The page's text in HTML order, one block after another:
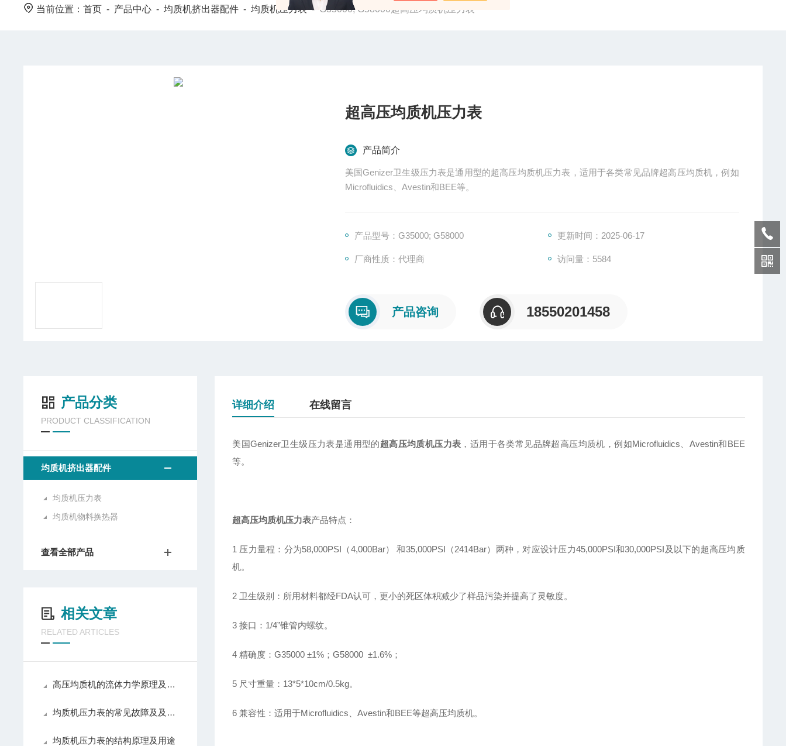
当前位置：首页 - 产品中心 -均质机挤出器配件 -均质机压力表- G35000; G58000超高压均质机压力表
超高压均质机压力表
产品简介
美国Genizer卫生级压力表是通用型的超高压均质机压力表，适用于各类常见品牌超高压均质机，例如
Microfluidics、Avestin和BEE等。
产品型号：G35000; G58000 更新时间：2025-06-17
厂商性质：代理商 访问量：5584
产品咨询 18550201458
产品分类
PRODUCT CLASSIFICATION
均质机挤出器配件
均质机压力表
均质机物料换热器
查看全部产品
相关文章
RELATED ARTICLES
高压均质机的流体力学原理及其在工业生产中的应用
均质机压力表的常见故障及及解决方法
均质机压力表的结构原理及用途
详细介绍 在线留言
美国Genizer卫生级压力表是通用型的超高压均质机压力表 ，适用于各类常见品牌超高压均质机，例如Microfluidics、Avestin和BEE
等。
超高压均质机压力表产品特点：
1 压力量程：分为58,000PSI（4,000Bar） 和35,000PSI（2414Bar）两种，对应设计压力45,000PSI和30,000PSI及以下的超高压均质
机。
2 卫生级别：所用材料都经FDA认可，更小的死区体积减少了样品污染并提高了灵敏度。
3接口：1/4”锥管内螺纹。
4精确度：G35000 ±1%；G58000 ±1.6%；
5 尺寸重量：13*5*10cm/0.5kg。
6兼容性：适用于Microfluidics、Avestin和BEE等超高压均质机。